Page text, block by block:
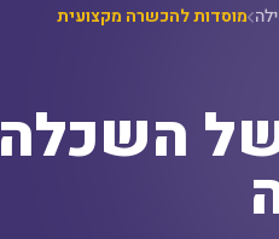
מוסדות להכשרה מקצועית